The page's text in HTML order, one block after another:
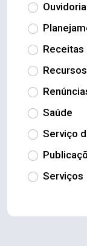
Receitas
Saúde
Serviço
Serviços